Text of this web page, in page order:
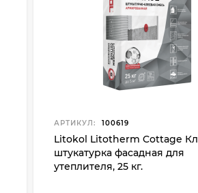
АРТИКУЛ: 100619
Litokol Litotherm Cottage
штукатурка фасадная для
утеплителя, 25 кг.